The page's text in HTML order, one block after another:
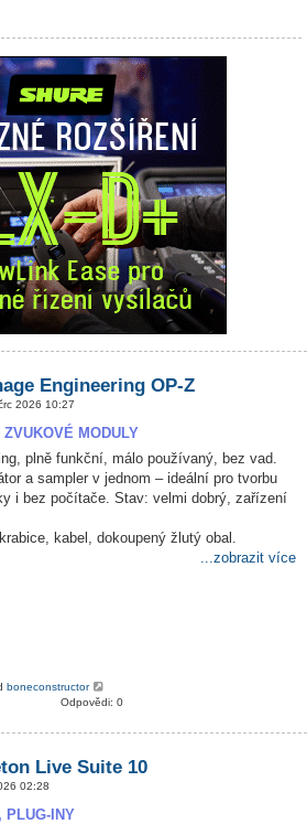
Engineering OP-Z
2026 10:27
MODULY
plně funkční, málo používaný, bez vad.
a sampler v jednom – ideální pro tvorbu
i bez počítače. Stav: velmi dobrý, zařízení
kabel, dokoupený žlutý obal.
...zobrazit více
boneconstructor
Odpovědi: 0
Live Suite 10
02:28
PLUG-INY